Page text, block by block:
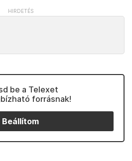
be a Telexet
forrásnak!
Beállítom